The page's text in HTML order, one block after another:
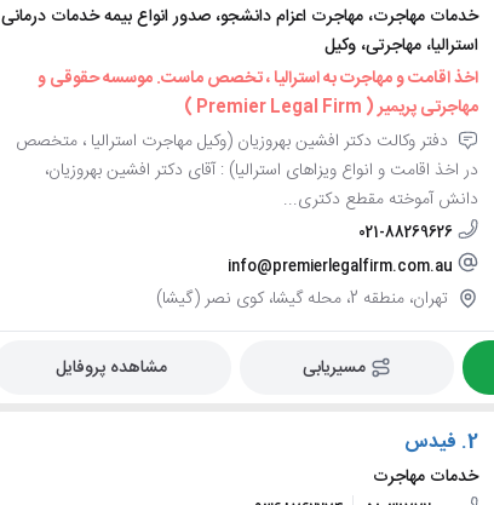
خدمات مهاجرت، مهاجرت اعزام دانشجو، صدور انواع بیمه خدمات درمانی
استرالیا، مهاجرتی، وکیل
اخذ اقامت و مهاجرت به استرالیا ، تخصص ماست. موسسه حقوقی و
مهاجرتی پریمیر ( Premier Legal Firm )
دفتر وکالت دکتر افشین بهروزیان (وکیل مهاجرت استرالیا ، متخصص
در اخذ اقامت و انواع ویزاهای استرالیا) : آقای دکتر افشین بهروزیان،
دانش آموخته مقطع دکتری...
021-88269626
info@premierlegalfirm.com.au
تهران، منطقه 2، محله گیشا، کوی نصر (گیشا)
مسیریابی مشاهده پروفایل
2. فیدس
خدمات مهاجرت